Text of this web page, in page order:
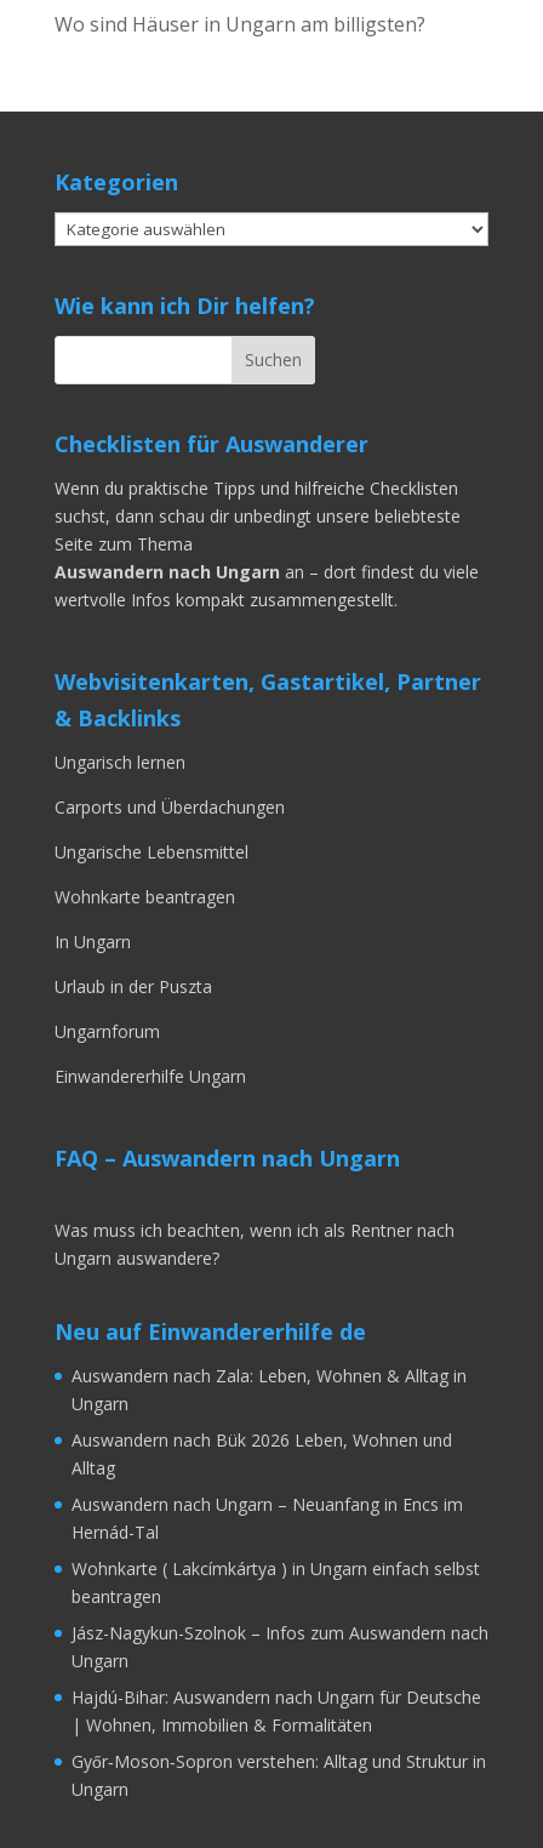
Wo sind Häuser in Ungarn am billigsten?
Kategorien
Kategorien
Wie kann ich Dir helfen?
Checklisten für Auswanderer
Wenn du praktische Tipps und hilfreiche Checklisten
suchst, dann schau dir unbedingt unsere beliebteste
Seite zum Thema
Auswandern nach Ungarn an – dort findest du viele
wertvolle Infos kompakt zusammengestellt.
Webvisitenkarten, Gastartikel, Partner
& Backlinks
Ungarisch lernen
Carports und Überdachungen
Ungarische Lebensmittel
Wohnkarte beantragen
In Ungarn
Urlaub in der Puszta
Ungarnforum
Einwandererhilfe Ungarn
FAQ – Auswandern nach Ungarn
Was muss ich beachten, wenn ich als Rentner nach
Ungarn auswandere?
Neu auf Einwandererhilfe de
Auswandern nach Zala: Leben, Wohnen & Alltag in
Ungarn
Auswandern nach Bük 2026 Leben, Wohnen und
Alltag
Auswandern nach Ungarn – Neuanfang in Encs im
Hernád-Tal
Wohnkarte ( Lakcímkártya ) in Ungarn einfach selbst
beantragen
Jász-Nagykun-Szolnok – Infos zum Auswandern nach
Ungarn
Hajdú-Bihar: Auswandern nach Ungarn für Deutsche
| Wohnen, Immobilien & Formalitäten
Győr‑Moson‑Sopron verstehen: Alltag und Struktur in
Ungarn